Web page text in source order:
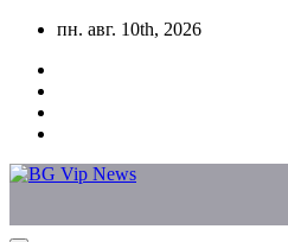
Skip
content
пн. авг. 10th, 2026